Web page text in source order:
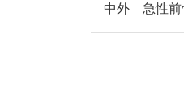
中外 急性前